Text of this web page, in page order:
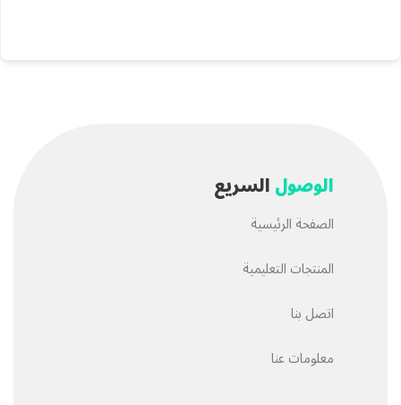
الوصولالسريع
الصفحة الرئيسية
المنتجات التعليمية
اتصل بنا
معلومات عنا